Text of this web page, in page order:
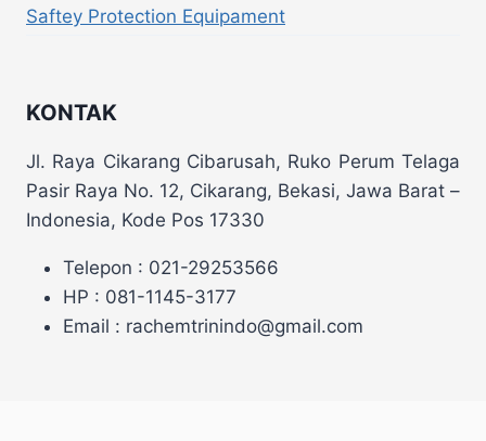
Saftey Protection Equipament
KONTAK
Jl. Raya Cikarang Cibarusah, Ruko Perum Telaga
Pasir Raya No. 12, Cikarang, Bekasi, Jawa Barat –
Indonesia, Kode Pos 17330
Telepon : 021-29253566
HP : 081-1145-3177
Email : rachemtrinindo@gmail.com